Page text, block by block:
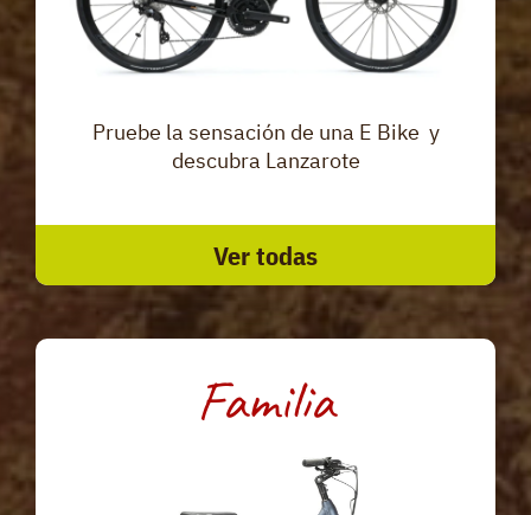
Pruebe la sensación de una E Bike y
descubra Lanzarote
Ver todas
Familia